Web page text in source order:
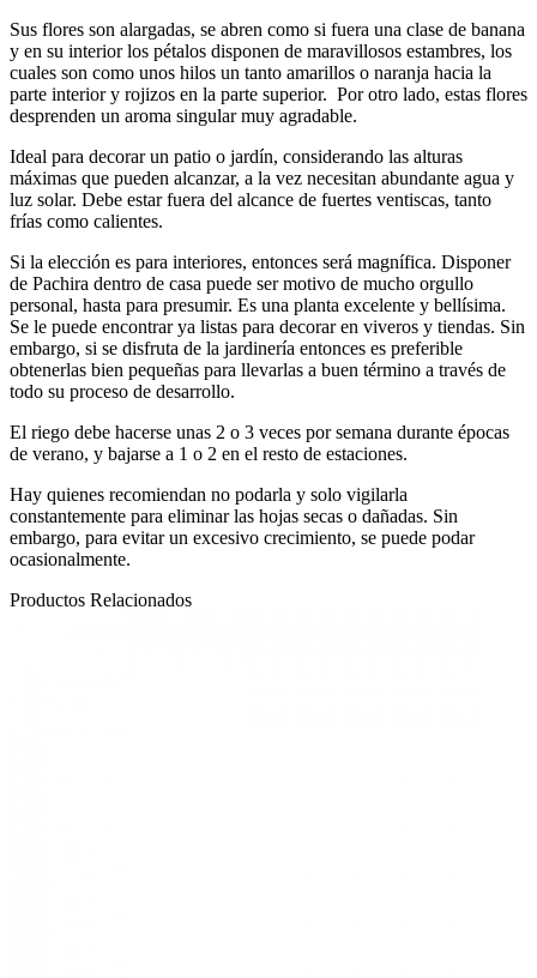
Sus flores son alargadas, se abren como si fuera una clase de banana
y en su interior los pétalos disponen de maravillosos estambres, los
cuales son como unos hilos un tanto amarillos o naranja hacia la
parte interior y rojizos en la parte superior. Por otro lado, estas flores
desprenden un aroma singular muy agradable.
Ideal para decorar un patio o jardín, considerando las alturas
máximas que pueden alcanzar, a la vez necesitan abundante agua y
luz solar. Debe estar fuera del alcance de fuertes ventiscas, tanto
frías como calientes.
Si la elección es para interiores, entonces será magnífica. Disponer
de Pachira dentro de casa puede ser motivo de mucho orgullo
personal, hasta para presumir. Es una planta excelente y bellísima.
Se le puede encontrar ya listas para decorar en viveros y tiendas. Sin
embargo, si se disfruta de la jardinería entonces es preferible
obtenerlas bien pequeñas para llevarlas a buen término a través de
todo su proceso de desarrollo.
El riego debe hacerse unas 2 o 3 veces por semana durante épocas
de verano, y bajarse a 1 o 2 en el resto de estaciones.
Hay quienes recomiendan no podarla y solo vigilarla
constantemente para eliminar las hojas secas o dañadas. Sin
embargo, para evitar un excesivo crecimiento, se puede podar
ocasionalmente.
Productos Relacionados